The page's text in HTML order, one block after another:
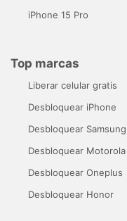
iPhone 15 Pro
Top marcas
Liberar celular gratis
Desbloquear iPhone
Desbloquear Samsung
Desbloquear Motorola
Desbloquear Oneplus
Desbloquear Honor